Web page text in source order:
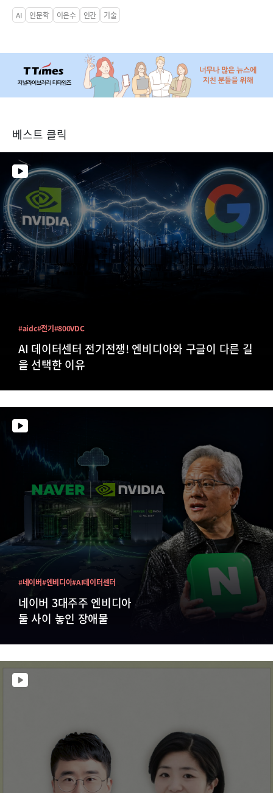
AI 인문학 이은수 인간 기술
베스트 클릭
AI 데이터센터 전기전쟁! 엔비디아와 구글이 다른 길
을 선택한 이유
#aidc#전기#800VDC
네이버 3대주주 엔비디아
둘 사이 놓인 장애물
#네이버#엔비디아#AI데이터센터